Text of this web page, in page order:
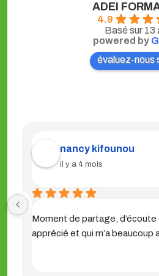
ADEI
4.9
Basé sur 13
powered by G
évaluez-nous
Bernadette
C'est une bonne
Profitez bien de